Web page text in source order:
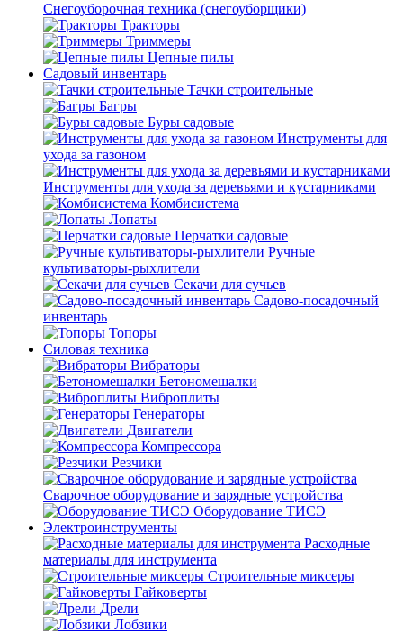
Снегоуборочная техника (снегоуборщики)
Тракторы
Триммеры
Цепные пилы
Садовый инвентарь
Тачки строительные
Багры
Буры садовые
Инструменты для
ухода за газоном
Инструменты для ухода за деревьями и кустарниками
Комбисистема
Лопаты
Перчатки садовые
Ручные
культиваторы-рыхлители
Секачи для сучьев
Садово-посадочный
инвентарь
Топоры
Силовая техника
Вибраторы
Бетономешалки
Виброплиты
Генераторы
Двигатели
Компрессора
Резчики
Сварочное оборудование и зарядные устройства
Оборудование ТИСЭ
Электроинструменты
Расходные
материалы для инструмента
Строительные миксеры
Гайковерты
Дрели
Лобзики